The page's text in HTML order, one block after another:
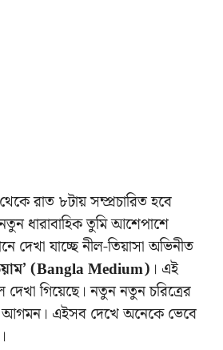
রাত ৮টায় সম্প্রচারিত হবে
ধারাবাহিক তুমি আশেপাশে
দেখা যাচ্ছে নীল-তিয়াসা অভিনীত
(Bangla Medium) । এই
দেখা গিয়েছে। নতুন নতুন চরিত্রের
এইসব দেখে অনেকে ভেবে